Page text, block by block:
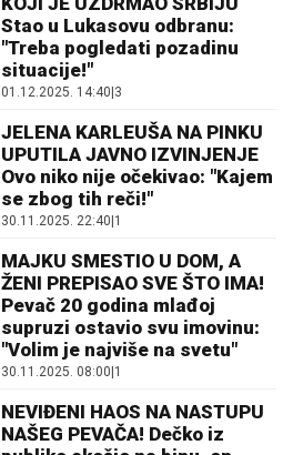
Stao u Lukasovu odbranu:
"Treba pogledati pozadinu
situacije!"
01.12.2025. 14:40|3
JELENA KARLEUŠA NA PINKU
UPUTILA JAVNO IZVINJENJE
Ovo niko nije očekivao: "Kajem
se zbog tih reči!"
30.11.2025. 22:40|1
MAJKU SMESTIO U DOM, A
ŽENI PREPISAO SVE ŠTO IMA!
Pevač 20 godina mlađoj
supruzi ostavio svu imovinu:
"Volim je najviše na svetu"
30.11.2025. 08:00|1
NEVIĐENI HAOS NA NASTUPU
NAŠEG PEVAČA! Dečko iz